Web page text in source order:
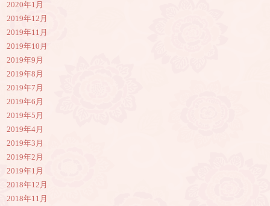
2020年1月
2019年12月
2019年11月
2019年10月
2019年9月
2019年8月
2019年7月
2019年6月
2019年5月
2019年4月
2019年3月
2019年2月
2019年1月
2018年12月
2018年11月